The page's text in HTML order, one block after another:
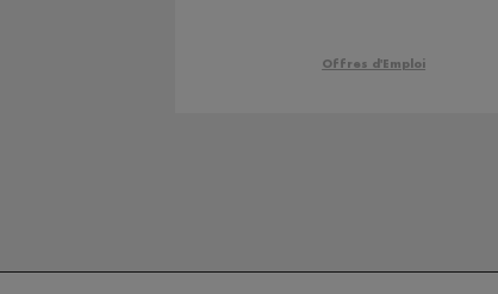
Offres d'Emploi